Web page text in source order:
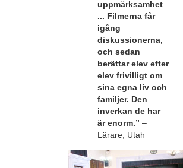
uppmärksamhet
... Filmerna får
igång
diskussionerna,
och sedan
berättar elev efter
elev frivilligt om
sina egna liv och
familjer. Den
inverkan de har
är enorm.” –
Lärare, Utah